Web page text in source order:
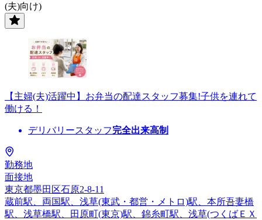
(夫)向け)
【主婦(夫)活躍中】お弁当の配達スタッフ募集!子供を連れて
働ける！
デリバリースタッフ完全出来高制
勤務地
面接地
東京都墨田区石原2-8-11
蔵前駅、両国駅、浅草(東武・都営・メトロ)駅、本所吾妻橋
駅、浅草橋駅、田原町(東京)駅、錦糸町駅、浅草(つくばＥＸ